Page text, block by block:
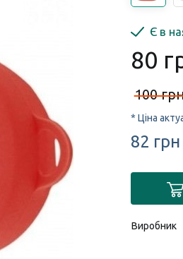
Є в
80
100
* Ціна
82 грн
Виробник